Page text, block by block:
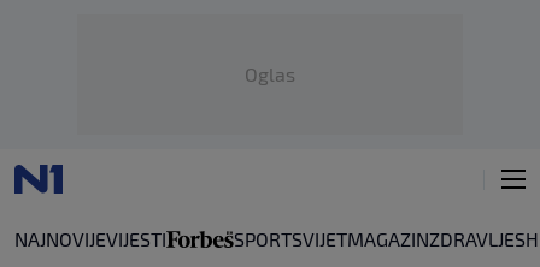
Oglas
NAJNOVIJEVIJESTI SPORTSVIJETMAGAZINZDRAVLJE